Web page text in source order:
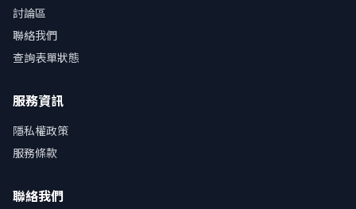
討論區
聯絡我們
查詢表單狀態
服務資訊
隱私權政策
服務條款
聯絡我們